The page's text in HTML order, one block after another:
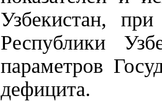
Узбекистан,
Республики
параметров
дефицита.